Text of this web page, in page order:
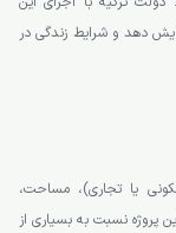
دهد و شرایط زندگی در
یا تجاری)، مساحت،
پروژه نسبت به بسیاری از